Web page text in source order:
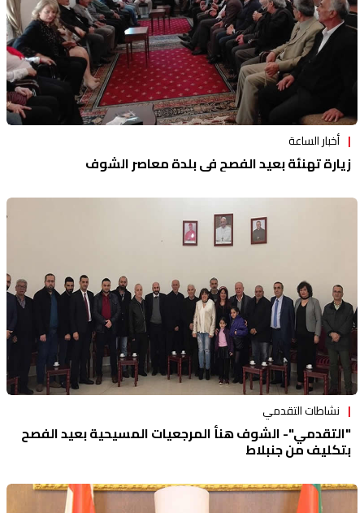
أخبار الساعة
زيارة تهنئة بعيد الفصح في بلدة معاصر الشوف
نشاطات التقدمي
"التقدمي"- الشوف هنأ المرجعيات المسيحية بعيد الفصح
بتكليف من جنبلاط